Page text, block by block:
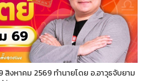
สิงหาคม 2569 ทำนายโดย อ.อาวุธจับยาม